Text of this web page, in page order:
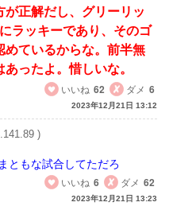
正解だし、グリーリッ
ラッキーであり、そのゴ
めているからな。前半無
ったよ。惜しいな。
いいね 62 ダメ 6
2023年12月21日 13:12
)
ともな試合してただろ
いいね 6 ダメ 62
2023年12月21日 13:23